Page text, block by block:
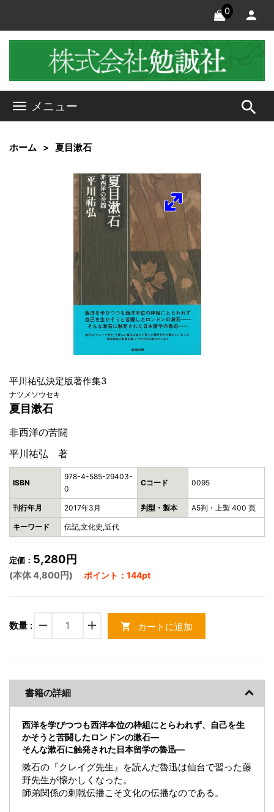
0
メニュー search
ホーム 夏目漱石
平川祐弘決定版著作集3
ナツメソウセキ
夏目漱石
非西洋の苦闘
平川祐弘 著
ISBN
978-4-585-29403-
0
Cコード 0095
刊行年月 2017年3月 判型・製本 A5判・上製 400 頁
キーワード 伝記,文化史,近代
定価： 5,280円
(本体 4,800円) ポイント：144pt
数量 : remove add shopping_cart カートに追加
書籍の詳細
西洋を学びつつも西洋本位の枠組にとらわれず、自己を生
かそうと苦闘したロンドンの漱石―
そんな漱石に触発された日本留学の魯迅―
漱石の『クレイグ先生』を読んだ魯迅は仙台で習った藤
野先生が懐かしくなった。
師弟関係の刺戟伝播こそ文化の伝播なのである。